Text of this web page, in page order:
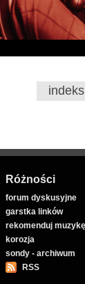
Różności
forum dyskusyjne
garstka linków
rekomenduj muzykę
korozja
sondy - archiwum
RSS